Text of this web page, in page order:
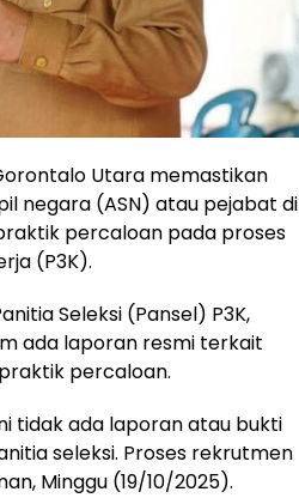
Utara memastikan
negara (ASN) atau pejabat di
percaloan pada proses
(P3K).
Seleksi (Pansel) P3K,
ada laporan resmi terkait
percaloan.
tidak ada laporan atau bukti
seleksi. Proses rekrutmen
Minggu (19/10/2025).